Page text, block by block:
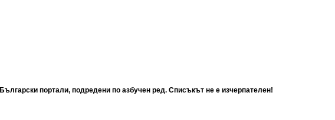
Български портали, подредени по азбучен ред. Списъкът не е изчерпателен!